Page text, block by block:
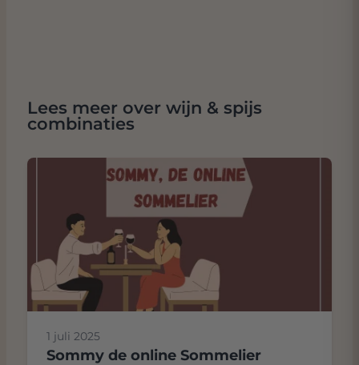
Lees meer over wijn & spijs
combinaties
1 juli 2025
Sommy de online Sommelier